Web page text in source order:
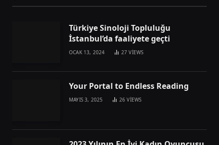
Türkiye Sinoloji Topluluğu
İstanbul’da faaliyete geçti
OCAK 13, 2024 27VIEWS
Your Portal to Endless Reading
MAYIS 3, 2025 26VIEWS